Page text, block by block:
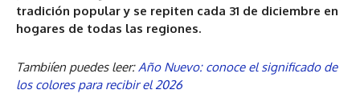
tradición popular y se repiten cada 31 de diciembre en
hogares de todas las regiones.
Tambiíen puedes leer:Año Nuevo: conoce el significado de
los colores para recibir el 2026